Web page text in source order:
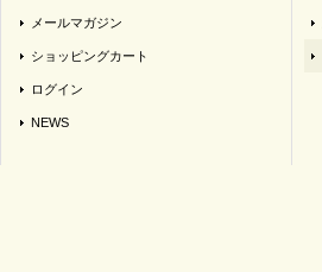
メールマガジン
ショッピングカート
ログイン
NEWS